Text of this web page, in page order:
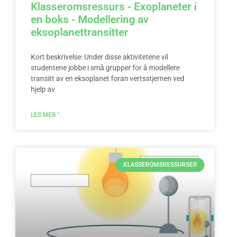
Klasseromsressurs - Exoplaneter i
en boks - Modellering av
eksoplanettransitter
Kort beskrivelse: Under disse aktivitetene vil
studentene jobbe i små grupper for å modellere
transitt av en eksoplanet foran vertsstjernen ved
hjelp av
LES MER "
KLASSEROMSRESSURSER